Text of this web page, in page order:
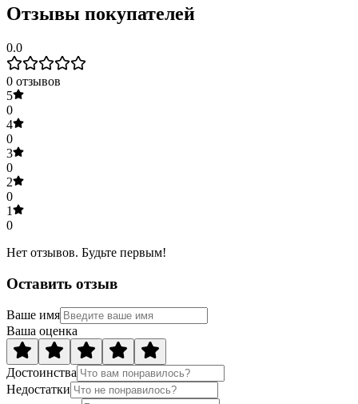
Отзывы покупателей
0.0
0 отзывов
5
0
4
0
3
0
2
0
1
0
Нет отзывов. Будьте первым!
Оставить отзыв
Ваше имя
Ваша оценка
Достоинства
Недостатки